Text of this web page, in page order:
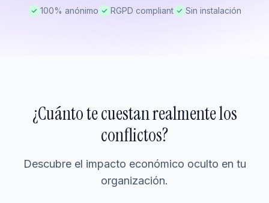
100% anónimo RGPD compliant Sin instalación
¿Cuánto te cuestan realmente los
conflictos?
Descubre el impacto económico oculto en tu
organización.